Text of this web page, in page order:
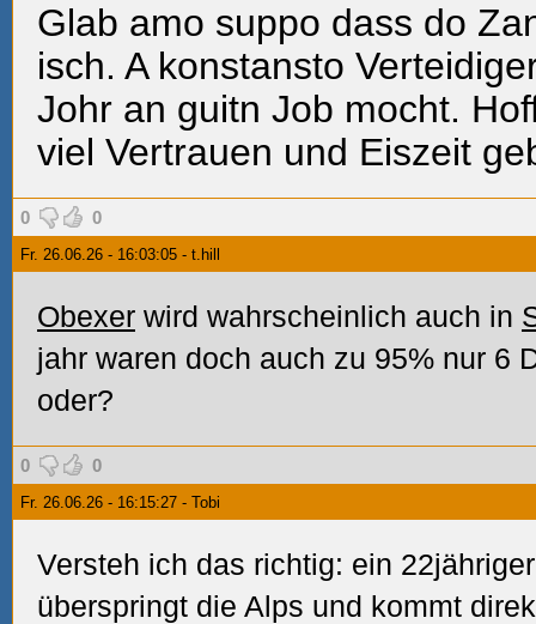
Glab amo suppo dass do
isch. A konstansto
Johr an guitn Job mocht.
viel Vertrauen und Eiszeit
0 0
Fr. 26.06.26 - 16:03:05 - t.hill
Obexer wird wahrscheinlich auch in
jahr waren doch auch zu 95% nur 6
oder?
0 0
Fr. 26.06.26 - 16:15:27 - Tobi
Versteh ich das richtig: ein
überspringt die Alps und kommt